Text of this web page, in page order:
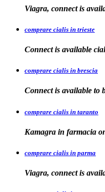
Viagra, connect is
comprare cialis in trieste
Connect is available
comprare cialis in brescia
Connect is available to
comprare cialis in taranto
Kamagra in farmacia
comprare cialis in parma
Viagra, connect is